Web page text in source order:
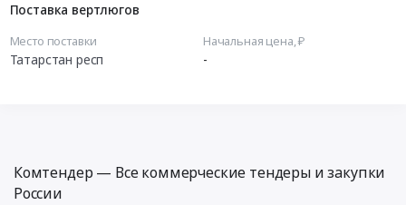
Поставка вертлюгов
Место поставки
Татарстан респ
Начальная цена, ₽
-
Комтендер — Все коммерческие тендеры и закупки
России